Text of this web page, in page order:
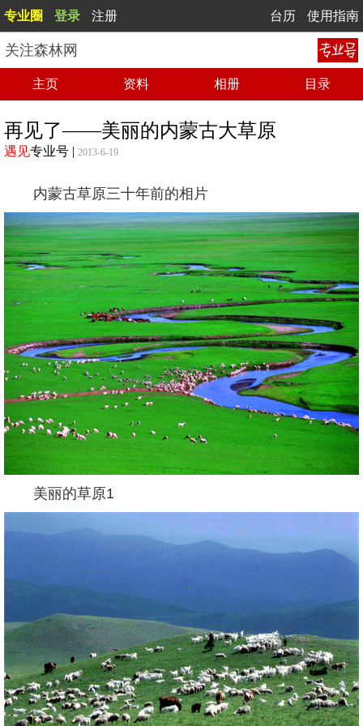
专业圈 登录 注册 台历 使用指南
关注森林网
主页 资料 相册 目录
再见了——美丽的内蒙古大草原
遇见专业号 | 2013-6-19
内蒙古草原三十年前的相片
美丽的草原1